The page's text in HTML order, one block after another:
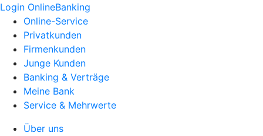
Login OnlineBanking
Online-Service
Privatkunden
Firmenkunden
Junge Kunden
Banking & Verträge
Meine Bank
Service & Mehrwerte
Über uns